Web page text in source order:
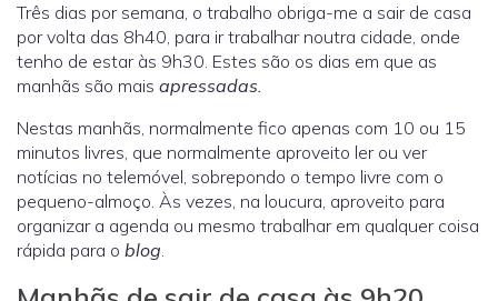
Três dias por semana, o trabalho obriga-me a sair de casa
por volta das 8h40, para ir trabalhar noutra cidade, onde
tenho de estar às 9h30. Estes são os dias em que as
manhãs são mais apressadas.
Nestas manhãs, normalmente fico apenas com 10 ou 15
minutos livres, que normalmente aproveito ler ou ver
notícias no telemóvel, sobrepondo o tempo livre com o
pequeno-almoço. Às vezes, na loucura, aproveito para
organizar a agenda ou mesmo trabalhar em qualquer coisa
rápida para o blog.